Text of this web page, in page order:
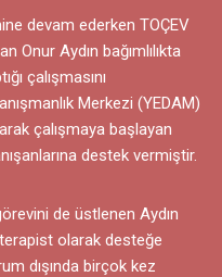
devam ederken TOÇEV
Onur Aydın bağımlılıkta
çalışmasını
Merkezi (YEDAM)
çalışmaya başlayan
destek vermiştir.
de üstlenen Aydın
olarak desteğe
dışında birçok kez